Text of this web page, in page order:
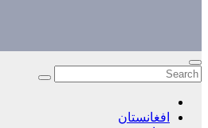
افغانستان